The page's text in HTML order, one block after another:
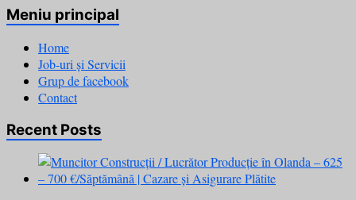
Meniu principal
Home
Job-uri și Servicii
Grup de facebook
Contact
Recent Posts